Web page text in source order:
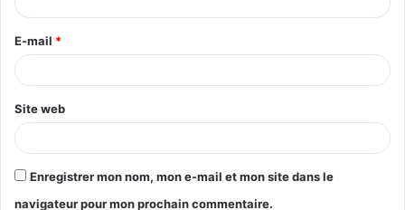
E-mail *
Site web
Enregistrer mon nom, mon e-mail et mon site dans le
navigateur pour mon prochain commentaire.